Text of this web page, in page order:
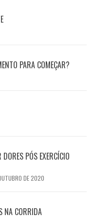
PARA COMEÇAR?
PÓS EXERCÍCIO
DE 2020
NA CORRIDA